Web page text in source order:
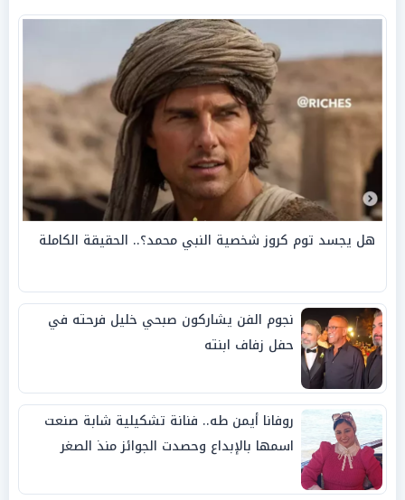
هل يجسد توم كروز شخصية النبي محمد؟.. الحقيقة الكاملة
نجوم الفن يشاركون صبحي خليل فرحته في
حفل زفاف ابنته
روفانا أيمن طه.. فنانة تشكيلية شابة صنعت
اسمها بالإبداع وحصدت الجوائز منذ الصغر